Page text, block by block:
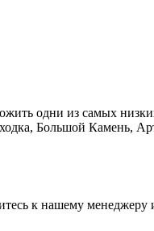
одни из самых
Большой Камень,
к нашему менеджеру